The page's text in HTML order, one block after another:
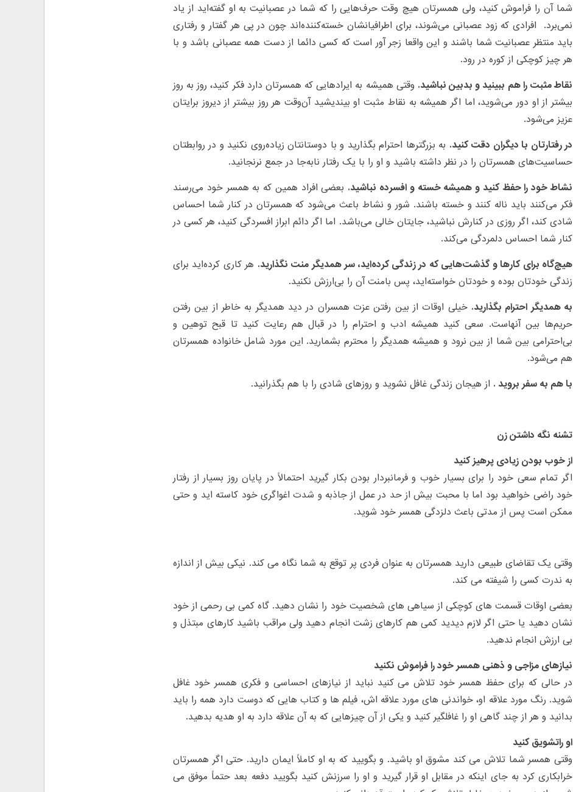
شما آن را فراموش کنید، ولی همسرتان هیچ وقت حرف‌هایی را که شما در عصبانیت به او گفته‌اید از یاد
نمی‌برد. افرادی که زود عصبانی می‌شوند، برای اطرافیانشان خسته‌کننده‌اند چون در پی هر گفتار و رفتاری
باید منتظر عصبانیت شما باشند و این واقعا زجر آور است که کسی دائما از دست همه عصبانی باشد و با
هر چیز کوچکی از کوره در رود.
نقاط مثبت را هم ببینید و بدبین نباشید. وقتی همیشه به ایرادهایی که همسرتان دارد فکر کنید، روز به روز
بیشتر از او دور می‌شوید، اما اگر همیشه به نقاط مثبت او بیندیشید آن‌وقت هر روز بیشتر از دیروز برایتان
عزیز می‌شود.
در رفتارتان با دیگران دقت کنید. به بزرگترها احترام بگذارید و با دوستانتان زیاده‌روی نکنید و در روابطتان
حساسیت‌های همسرتان را در نظر داشته باشید و او را با یک رفتار نابه‌جا در جمع نرنجانید.
نشاط خود را حفظ کنید و همیشه خسته و افسرده نباشید. بعضی افراد همین که به همسر خود می‌رسند
فکر می‌کنند باید ناله کنند و خسته باشند. شور و نشاط باعث می‌شود که همسرتان در کنار شما احساس
شادی کند، اگر روزی در کنارش نباشید، جایتان خالی می‌باشد. اما اگر دائم ابراز افسردگی کنید، هر کسی در
کنار شما احساس دلمردگی می‌کند.
هیچ‌گاه برای کارها و گذشت‌هایی که در زندگی کرده‌اید، سر همدیگر منت نگذارید. هر کاری کرده‌اید برای
زندگی خودتان بوده و خودتان خواسته‌اید، پس بامنت آن را بی‌ارزش نکنید.
به همدیگر احترام بگذارید. خیلی اوقات از بین رفتن عزت همسران در دید همدیگر به خاطر از بین رفتن
حریم‌ها بین آنهاست. سعی کنید همیشه ادب و احترام را در قبال هم رعایت کنید تا قبح توهین و
بی‌احترامی بین شما از بین نرود و همیشه همدیگر را محترم بشمارید. این مورد شامل خانواده همسرتان
هم می‌شود.
با هم به سفر بروید . از هیجان زندگی غافل نشوید و روزهای شادی را با هم بگذرانید.
تشنه نگه داشتن زن
از خوب بودن زیادی پرهیز کنید
اگر تمام سعی خود را برای بسیار خوب و فرمانبردار بودن بکار گیرید احتمالاً در پایان روز بسیار از رفتار
خود راضی خواهید بود اما با محبت بیش از حد در عمل از جاذبه و شدت اغواگری خود کاسته اید و حتی
ممکن است پس از مدتی باعث دلزدگی همسر خود شوید.
وقتی یک تقاضای طبیعی دارید همسرتان به عنوان فردی پر توقع به شما نگاه می کند. نیکی بیش از اندازه
به ندرت کسی را شیفته می کند.
بعضی اوقات قسمت های کوچکی از سیاهی های شخصیت خود را نشان دهید. گاه کمی بی رحمی از خود
نشان دهید یا حتی اگر لازم دیدید کمی هم کارهای زشت انجام دهید ولی مراقب باشید کارهای مبتذل و
بی ارزش انجام ندهید.
نیازهای مزاجی و ذهنی همسر خود را فراموش نکنید
در حالی که برای حفظ همسر خود تلاش می کنید نباید از نیازهای احساسی و فکری همسر خود غافل
شوید. رنگ مورد علاقه او، خواندنی های مورد علاقه اش، فیلم ها و کتاب هایی که دوست دارد همه را باید
بدانید و هر از چند گاهی او را غافلگیر کنید و یکی از آن چیزهایی که به آن علاقه دارد به او هدیه بدهید.
او راتشویق کنید
وقتی همسر شما تلاش می کند مشوق او باشید. و بگویید که به او کاملاً ایمان دارید. حتی اگر همسرتان
خرابکاری کرد به جای اینکه در مقابل او قرار گیرید و او را سرزنش کنید بگویید دفعه بعد حتماً موفق می